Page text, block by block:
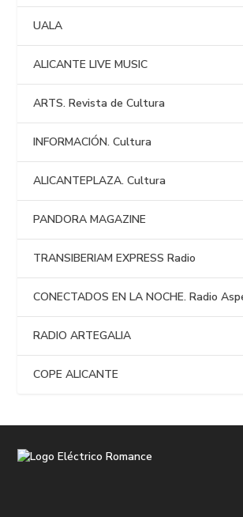
UALA
ALICANTE LIVE MUSIC
ARTS. Revista de Cultura
INFORMACIÓN. Cultura
ALICANTEPLAZA. Cultura
PANDORA MAGAZINE
TRANSIBERIAM EXPRESS Radio
CONECTADOS EN LA NOCHE. Radio
RADIO ARTEGALIA
COPE ALICANTE